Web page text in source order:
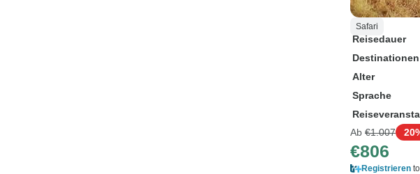
Safari
Reisedauer
Destinationen
Alter
Sprache
Ab €1.007
€806
Registrieren